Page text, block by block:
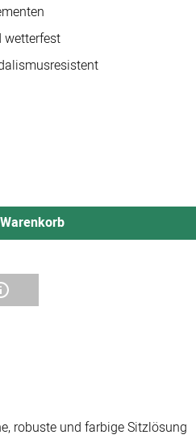
wetterfest
robuste und farbige Sitzlösung